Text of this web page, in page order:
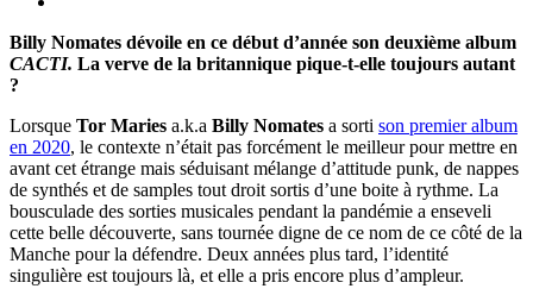
Billy Nomates dévoile en ce début d’année son deuxième album
CACTI. La verve de la britannique pique-t-elle toujours autant
?
Lorsque Tor Maries a.k.a Billy Nomates a sorti son premier album
en 2020, le contexte n’était pas forcément le meilleur pour mettre en
avant cet étrange mais séduisant mélange d’attitude punk, de nappes
de synthés et de samples tout droit sortis d’une boite à rythme. La
bousculade des sorties musicales pendant la pandémie a enseveli
cette belle découverte, sans tournée digne de ce nom de ce côté de la
Manche pour la défendre. Deux années plus tard, l’identité
singulière est toujours là, et elle a pris encore plus d’ampleur.